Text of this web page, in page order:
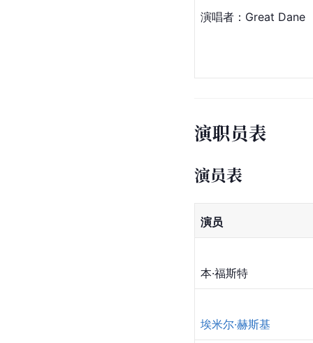
演唱者：Great Dane
演职员表
演员表
演员
本·福斯特
埃米尔·赫斯基